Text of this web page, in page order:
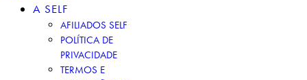
A SELF
AFILIADOS SELF
POLÍTICA DE
PRIVACIDADE
TERMOS E